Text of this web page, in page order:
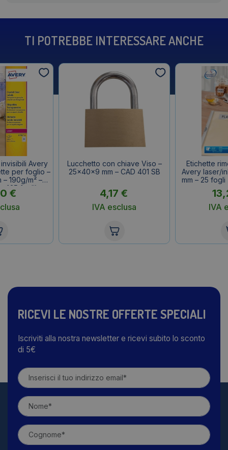
TI POTREBBE INTERESSARE ANCHE
Avery
per foglio –
190g/m² –
fogli)
€
Lucchetto con chiave Viso –
25x40x9 mm – CAD 401 SB
4,17 €
IVA esclusa
Etichette
Avery laser/
mm – 25
IVA
RICEVI LE NOSTRE OFFERTE SPECIALI
Iscriviti alla nostra newsletter e ricevi subito lo sconto
di 5€